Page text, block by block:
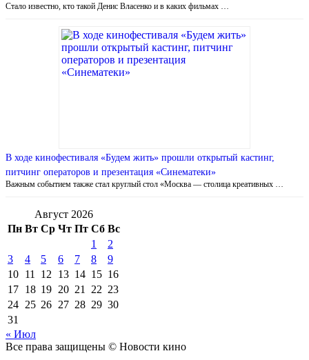
Стало известно, кто такой Денис Власенко и в каких фильмах …
В ходе кинофестиваля «Будем жить» прошли открытый кастинг,
питчинг операторов и презентация «Синематеки»
Важным событием также стал круглый стол «Москва — столица креативных …
Август 2026
Пн Вт Ср Чт Пт Сб Вс
1
2
3
4 5 6 7 8
9
10 11 12 13 14 15 16
17 18 19 20 21 22 23
24 25 26 27 28 29 30
31
« Июл
Все права защищены © Новости кино